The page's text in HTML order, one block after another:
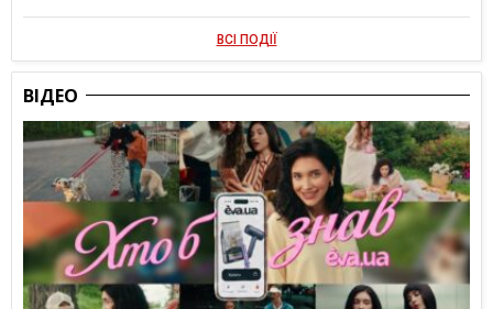
ВСІ ПОДІЇ
ВІДЕО